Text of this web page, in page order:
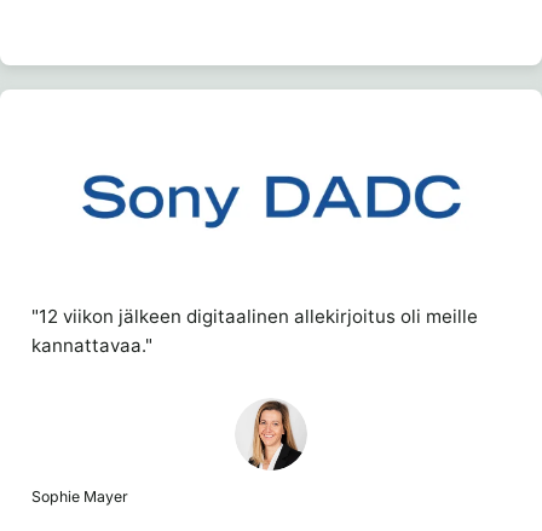
"12 viikon jälkeen digitaalinen allekirjoitus oli meille
kannattavaa."
Sophie Mayer